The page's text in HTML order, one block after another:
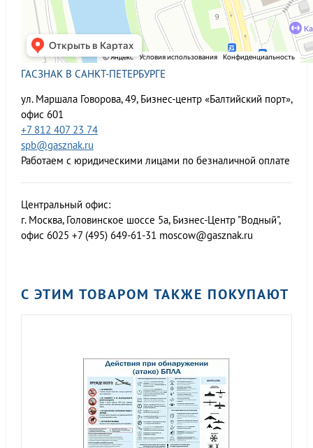
ГАСЗНАК В САНКТ-ПЕТЕРБУРГЕ
ул. Маршала Говорова, 49, Бизнес-центр «Балтийский порт»,
офис 601
+7 812 407 23 74
spb@gasznak.ru
Работаем с юридическими лицами по безналичной оплате
Центральный офис:
г. Москва, Головинское шоссе 5а, Бизнес-Центр "Водный",
офис 6025 +7 (495) 649-61-31 moscow@gasznak.ru
С ЭТИМ ТОВАРОМ ТАКЖЕ ПОКУПАЮТ